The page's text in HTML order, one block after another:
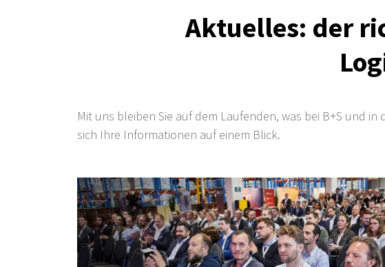
Aktuelles: der
Mit uns bleiben Sie auf dem Laufenden, was bei B+S und
sich Ihre Informationen auf einem Blick.